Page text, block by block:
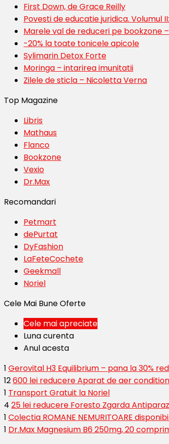
First Down, de Grace Reilly
Povesti de educatie juridica. Volumul
Marele val de reduceri pe bookzone
-20% la toate tonicele apicole
Sylimarin Detox Forte
Moringa – intarirea imunitatii
Zilele de sticla – Nicoletta Verna
Top Magazine
Libris
Mathaus
Flanco
Bookzone
Vexio
Dr.Max
Recomandari
Petmart
dePurtat
DyFashion
LaFeteCochete
Geekmall
Noriel
Cele Mai Bune Oferte
Cele mai apreciate
Luna curenta
Anul acesta
1 Gerovital H3 Equilibrium – pana la 30%
12600 lei reducere Aparat de aer
1 Transport Gratuit la Noriel
4 25 lei reducere Foresto Zgarda
1 Colectia ROMANE NEMURITOARE
1 Dr.Max Magnesium B6 250mg, 20